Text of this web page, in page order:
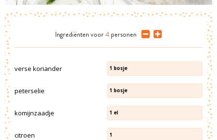
Ingrediënten voor 4 personen
verse koriander 1 bosje
peterselie 1 bosje
komijnzaadje 1 el
citroen 1